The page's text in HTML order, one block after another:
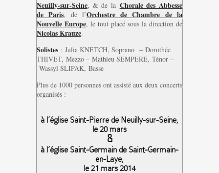
Neuilly-sur-Seine, & de la Chorale des Abbesse
de Paris, de l’Orchestre de Chambre de la
Nouvelle Europe, le tout placé sous la direction de
Nicolas Krauze.
Solistes : Julia KNETCH, Soprano – Dorothée
THIVET, Mezzo – Mathieu SEMPERE, Ténor –
Wassyl SLIPAK, Basse
Plus de 1000 personnes ont assisté aux deux concerts
organisés :
à l’église Saint-Pierre de Neuilly-sur-Seine,
le 20 mars
&
à l’église Saint-Germain de Saint-Germain-
en-Laye,
le 21 mars 2014